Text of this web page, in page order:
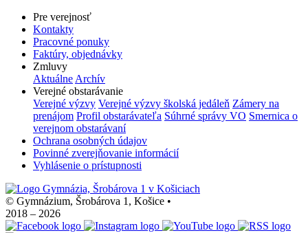
Pre verejnosť
Kontakty
Pracovné ponuky
Faktúry, objednávky
Zmluvy
Aktuálne Archív
Verejné obstarávanie
Verejné výzvy Verejné výzvy školská jedáleň Zámery na
prenájom Profil obstarávateľa Súhrné správy VO Smernica o
verejnom obstarávaní
Ochrana osobných údajov
Povinné zverejňovanie informácií
Vyhlásenie o prístupnosti
© Gymnázium, Šrobárova 1, Košice •
2018 – 2026